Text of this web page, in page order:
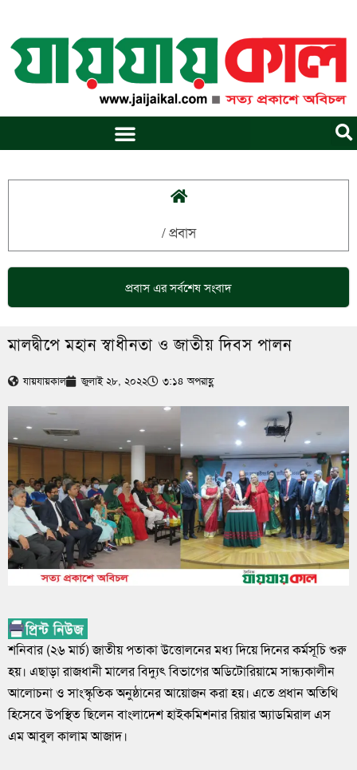
content
/প্রবাস
প্রবাসএর সর্বশেষ সংবাদ
মালদ্বীপে মহান স্বাধীনতা ও জাতীয় দিবস পালন
যায়যায়কাল জুলাই ২৮, ২০২২ ৩:১৪ অপরাহ্ণ
শনিবার (২৬ মার্চ) জাতীয় পতাকা উত্তোলনের মধ্য দিয়ে দিনের কর্মসূচি শুরু
হয়। এছাড়া রাজধানী মালের বিদ্যুৎ বিভাগের অডিটোরিয়ামে সান্ধ্যকালীন
আলোচনা ও সাংস্কৃতিক অনুষ্ঠানের আয়োজন করা হয়। এতে প্রধান অতিথি
হিসেবে উপস্থিত ছিলেন বাংলাদেশ হাইকমিশনার রিয়ার অ্যাডমিরাল এস
এম আবুল কালাম আজাদ।